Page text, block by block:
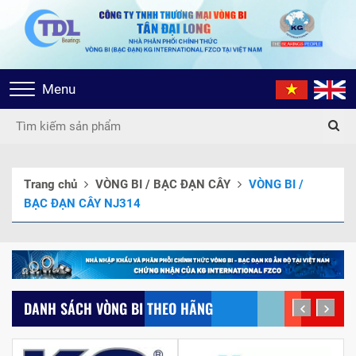
Toggle
navigation
Menu
Trang chủ VÒNG BI / BẠC ĐẠN CÂY
VÒNG BI /
BẠC ĐẠN CÂY NJ314
DANH SÁCH VÒNG BI THEO HÃNG prev next